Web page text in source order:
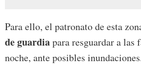
Para ello, el patronato de esta
de guardiapara resguardar a las
noche, ante posibles